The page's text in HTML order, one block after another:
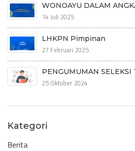
WONOAYU DALAM
14 Juli 2025
LHKPN Pimpinan
27 Februari 2025
PENGUMUMAN SELEKSI
25 Oktober 2024
Kategori
Berita